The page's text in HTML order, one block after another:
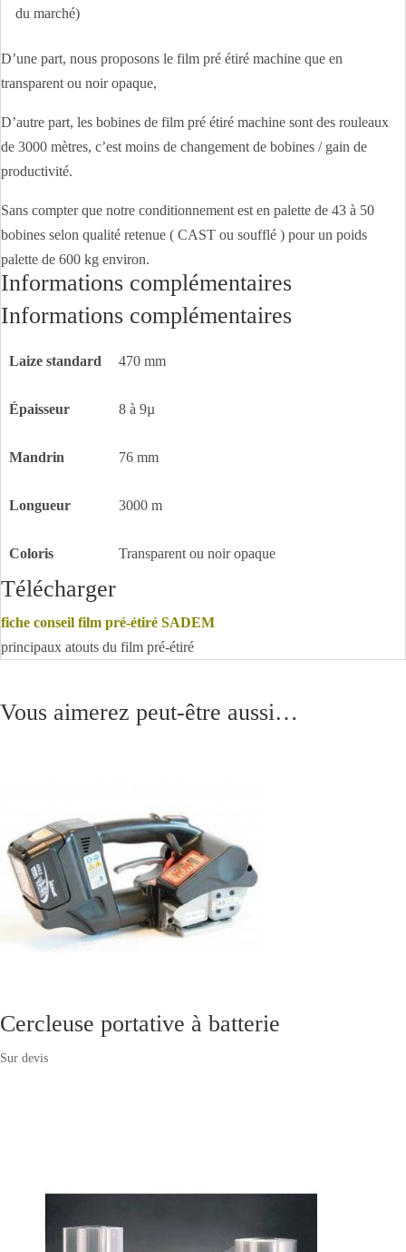
du marché)
D’une part, nous proposons le film pré étiré machine que en
transparent ou noir opaque,
D’autre part, les bobines de film pré étiré machine sont des rouleaux
de 3000 mètres, c’est moins de changement de bobines / gain de
productivité.
Sans compter que notre conditionnement est en palette de 43 à 50
bobines selon qualité retenue ( CAST ou soufflé ) pour un poids
palette de 600 kg environ.
Informations complémentaires
Informations complémentaires
Laize standard 470 mm
Épaisseur 8 à 9µ
Mandrin 76 mm
Longueur 3000 m
Coloris Transparent ou noir opaque
Télécharger
fiche conseil film pré-étiré SADEM
principaux atouts du film pré-étiré
Vous aimerez peut-être aussi…
Cercleuse portative à batterie
Sur devis